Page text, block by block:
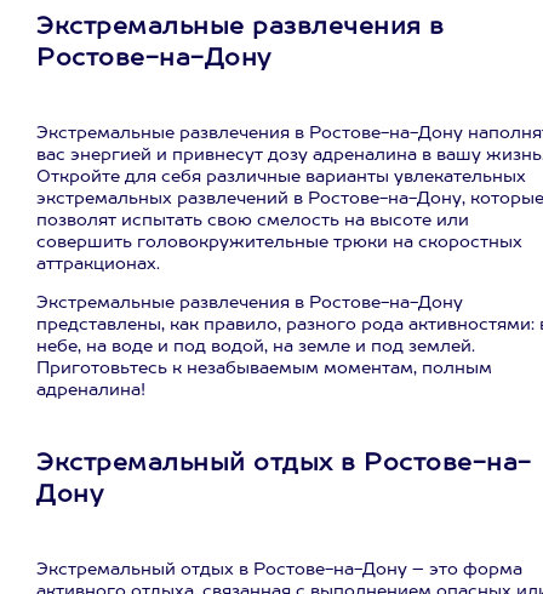
Экстремальные развлечения в
Ростове-на-Дону
Экстремальные развлечения в Ростове-на-Дону
вас энергией и привнесут дозу адреналина в вашу
Откройте для себя различные варианты увлекательных
экстремальных развлечений в Ростове-на-Дону, которые
позволят испытать свою смелость на высоте или
совершить головокружительные трюки на скоростных
аттракционах.
Экстремальные развлечения в Ростове-на-Дону
представлены, как правило, разного рода активностями:
небе, на воде и под водой, на земле и под землей.
Приготовьтесь к незабываемым моментам, полным
адреналина!
Экстремальный отдых в Ростове-на-
Дону
Экстремальный отдых в Ростове-на-Дону – это форма